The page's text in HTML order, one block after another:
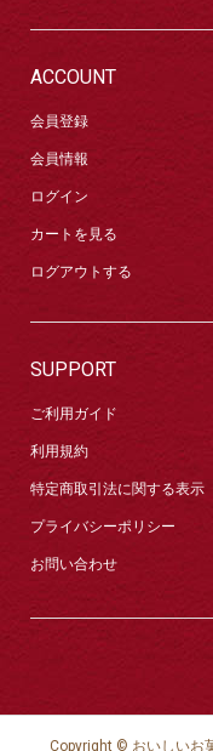
ACCOUNT
会員登録
会員情報
ログイン
カートを見る
ログアウトする
SUPPORT
ご利用ガイド
利用規約
特定商取引法に関する表示
プライバシーポリシー
お問い合わせ
Copyright © おいしいお